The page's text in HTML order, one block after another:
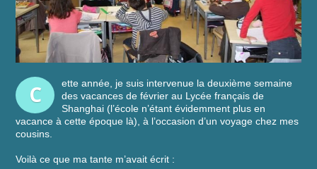
C
ette année, je suis intervenue la deuxième semaine
des vacances de février au Lycée français de
Shanghai (l’école n’étant évidemment plus en
vacance à cette époque là), à l’occasion d’un voyage chez mes
cousins.
Voilà ce que ma tante m’avait écrit :